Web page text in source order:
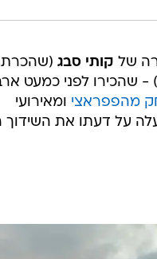
של קותי סבג
שהכירו לפני כמעט
מהפפראצי ומאירועי
על דעתו את השידוך